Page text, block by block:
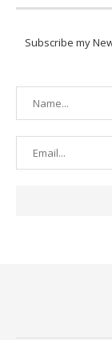
Subscribe my